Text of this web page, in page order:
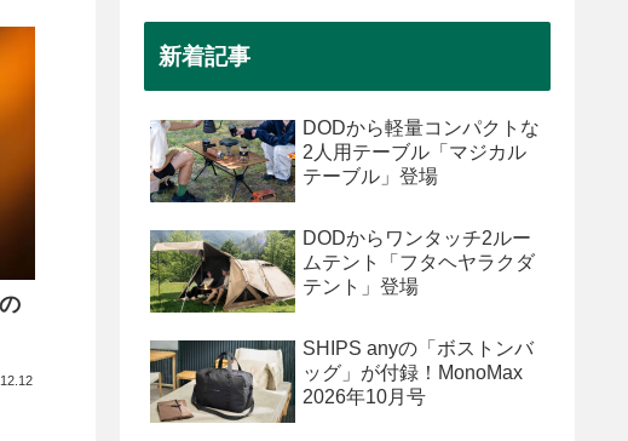
新着記事
DODから軽量コンパクトな
2人用テーブル「マジカル
テーブル」登場
DODからワンタッチ2ルー
ムテント「フタヘヤラクダ
テント」登場
SHIPS anyの「ボストンバ
ッグ」が付録！MonoMax
2026年10月号